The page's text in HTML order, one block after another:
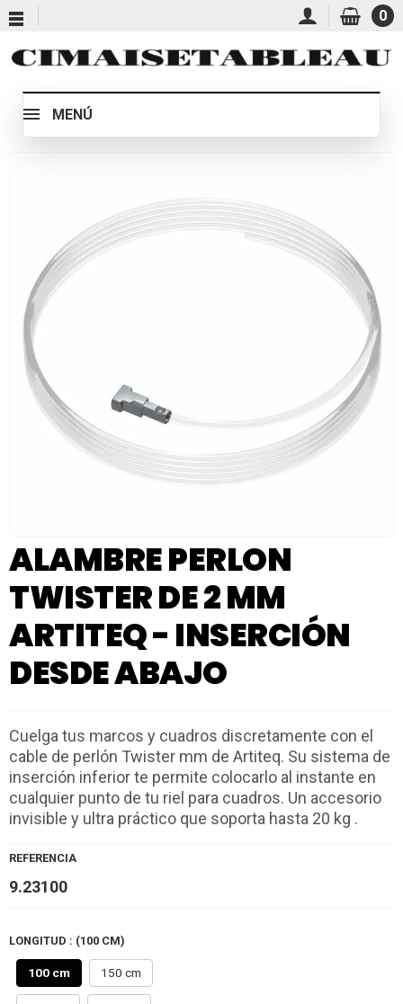
0
MENÚ
ALAMBRE PERLON
TWISTER DE 2 MM
ARTITEQ - INSERCIÓN
DESDE ABAJO
Cuelga tus marcos y cuadros discretamente con el
cable de perlón Twister mm de Artiteq. Su sistema de
inserción inferior te permite colocarlo al instante en
cualquier punto de tu riel para cuadros. Un accesorio
invisible y ultra práctico que soporta hasta 20 kg .
REFERENCIA
9.23100
LONGITUD : (100 CM)
100 cm 150 cm